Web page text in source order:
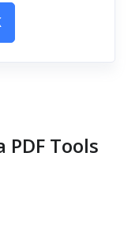
Tools